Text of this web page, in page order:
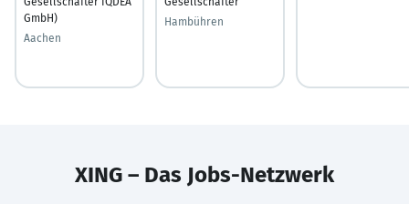
GmbH)
Aachen
Hambühren
XING – Das Jobs-Netzwerk